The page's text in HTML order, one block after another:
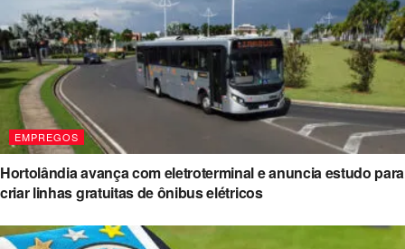
EMPREGOS
Hortolândia avança com eletroterminal e anuncia estudo para
criar linhas gratuitas de ônibus elétricos